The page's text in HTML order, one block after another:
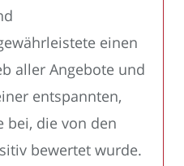
einen
aller Angebote und
entspannten,
bei, die von den
bewertet wurde.